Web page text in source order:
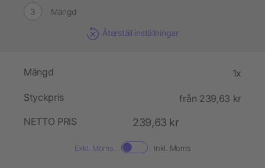
Mängd
Återställ inställningar
Mängd 1x
Styckpris
från 239,63 kr
NETTO PRIS
239,63 kr
Exkl. Moms. Inkl. Moms